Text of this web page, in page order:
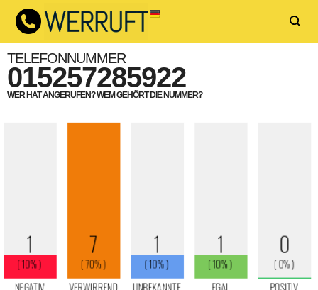
TELEFONNUMMER
015257285922
WER HAT ANGERUFEN? WEM GEHÖRT DIE NUMMER?